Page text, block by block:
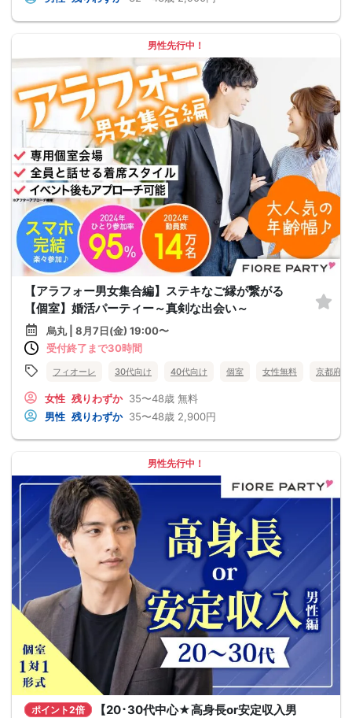
男性先行中！
【アラフォー男女集合編】ステキなご縁が繋がる
【個室】婚活パーティー～真剣な出会い～
烏丸 | 8月7日(金) 19:00〜
受付終了まで30時間
フィオーレ 30代向け 40代向け 個室 女性無料 京都府
女性 残りわずか 35〜48歳 無料
男性 残りわずか 35〜48歳 2,900円
男性先行中！
ポイント2倍
【20･30代中心★高身長or安定収入男